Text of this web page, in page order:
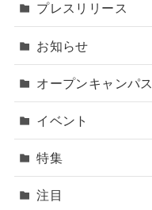
プレスリリース
お知らせ
オープンキャンパス
イベント
特集
注目